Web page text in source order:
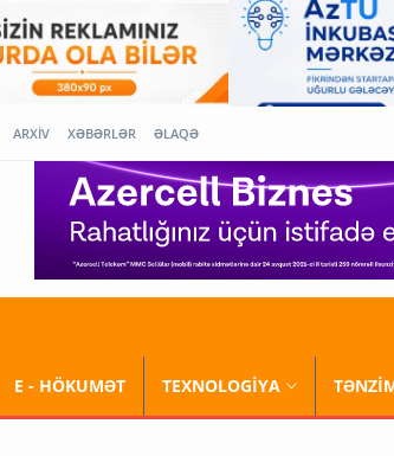
ARXİV XƏBƏRLƏR ƏLAQƏ
E - HÖKUMƏT TEXNOLOGİYA